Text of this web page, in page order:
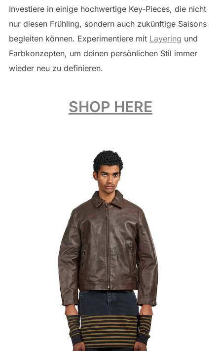
Investiere in einige hochwertige Key-Pieces, die nicht
nur diesen Frühling, sondern auch zukünftige Saisons
begleiten können. Experimentiere mit Layering und
Farbkonzepten, um deinen persönlichen Stil immer
wieder neu zu definieren.
SHOP HERE